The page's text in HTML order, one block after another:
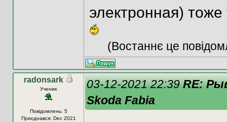
электронная)
(Востаннє це
radonsark
Ученик
Повідомлень: 5
Приєднався: Dec 2021
03-12-2021 22:39RE:
Skoda Fabia